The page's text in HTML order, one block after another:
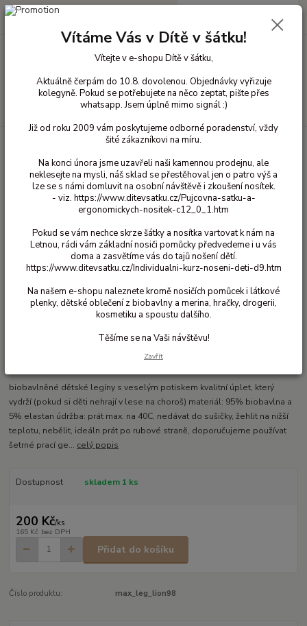
+420 603 818 836
0 Kč
Bavlněné oblečení pro děti Legíny bavlna
Legíny 3/4 Maxomorra - Lion
98/104
- 52 %
Ohodnotit produkt
biobavlněné dětské legíny s veselým potiskem kvalitní úplet, který
vydrží (pokud si děti nehrají v lese na choroš) materiál: 95% biobavlna a
5% elastan údržba: prát max. na 40C, nedávat do sušičky, žehlit na nižší
teplotu, nebělit, ideáln prát po rubové straně, doporučujeme používat
šetrné prací ge... celý popis
Dostupnost skladem 1 ks
200 Kč/ks
165 Kč bez DPH
Přidat do košíku
Číslo produktu: max_leg_lion98
Vítáme Vás v Dítě v šátku!
Vítejte v e-shopu Dítě v šátku,
Aktuálně čerpám do 10.8. dovolenou. Objednávky vyřizuje
kolegyně. Pokud se potřebujete na něco zeptat, pište přes
whatsapp. Jsem úplně mimo signál :)
Již od roku 2009 vám poskytujeme odborné poradenství, vždy
šité zákazníkovi na míru.
Na konci února jsme uzavřeli naši kamennou prodejnu, ale
neklesejte na mysli, náš sklad se přestěhoval jen o patro výš a
lze se s námi domluvit na osobní návštěvě i zkoušení nosítek.
- viz. https://www.ditevsatku.cz/Pujcovna-satku-a-
ergonomickych-nositek-c12_0_1.htm
Pokud se vám nechce skrze šátky a nosítka vartovat k nám na
Letnou, rádi vám základní nosiči pomůcky předvedeme i u vás
doma a zasvětíme vás do tajů nošení dětí.
https://www.ditevsatku.cz/Individualni-kurz-noseni-deti-d9.htm
Na našem e-shopu naleznete kromě nosičích pomůcek i látkové
plenky, dětské oblečení z biobavlny a merina, hračky, drogerii,
kosmetiku a spoustu dalšího.
Těšíme se na Vaši návštěvu!
Zavřít